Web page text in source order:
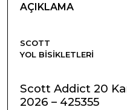
AÇIKLAMA
SCOTT
YOL BISIKLETLERI
Scott Addict 20
2026 – 425355